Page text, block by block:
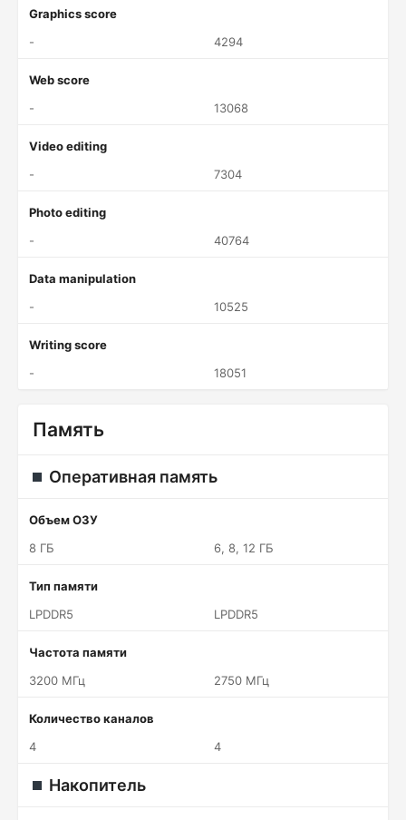
Graphics score
-
4294
Web score
-
13068
Video editing
-
7304
Photo editing
-
40764
Data manipulation
-
10525
Writing score
-
18051
Память
Оперативная память
Объем ОЗУ
8 ГБ
6, 8, 12 ГБ
Тип памяти
LPDDR5
LPDDR5
Частота памяти
3200 МГц
2750 МГц
Количество каналов
4
4
Накопитель